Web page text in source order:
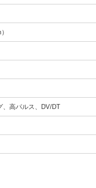
、高パルス、DV/DT